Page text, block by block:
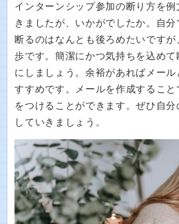
インターンシップ参加の断り方を
きましたが、いかがでしたか。自
断るのはなんとも後ろめたいです
歩です。簡潔にかつ気持ちを込めて
にしましょう。余裕があればメー
すすめです。メールを作成するこ
をつけることができます。ぜひ自
していきましょう。